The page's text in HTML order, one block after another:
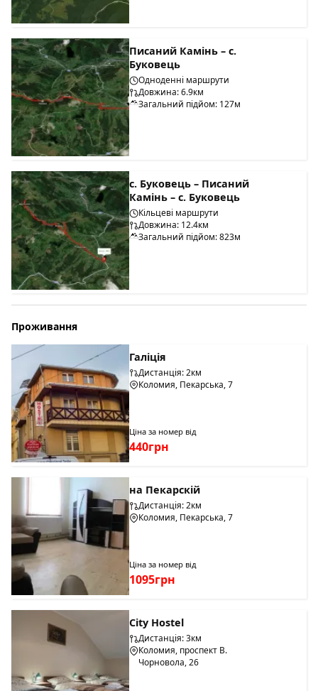
Писаний Камінь – с.
Буковець
Одноденні маршрути
Довжина: 6.9км
Загальний підйом: 127м
с. Буковець – Писаний
Камінь – с. Буковець
Кільцеві маршрути
Довжина: 12.4км
Загальний підйом: 823м
Проживання
Галіція
Дистанція: 2км
Коломия, Пекарська, 7
Ціна за номер від
440грн
на Пекарскій
Дистанція: 2км
Коломия, Пекарська, 7
Ціна за номер від
1095грн
Сіty Hostel
Дистанція: 3км
Коломия, проспект В.
Чорновола, 26